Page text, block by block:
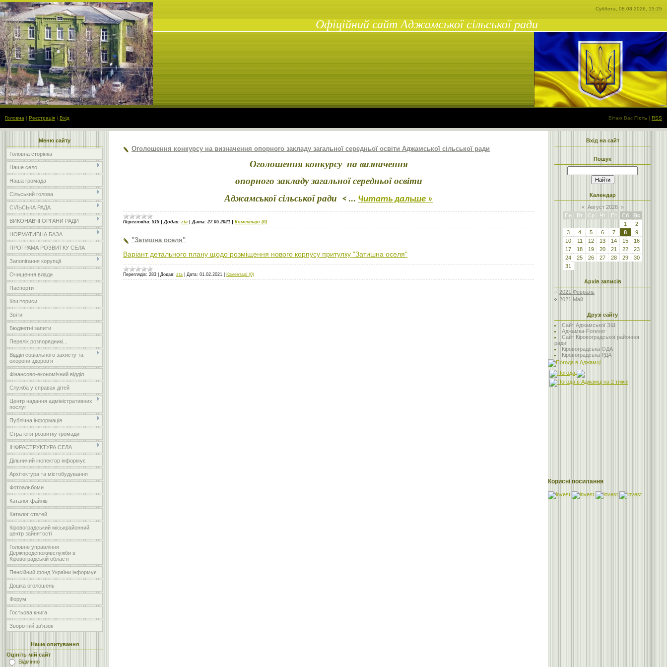
Суббота, 08.08.2026, 15:25
Офіційний сайт Аджамської сільської ради
Головна | Реєстрація | Вхід Вітаю Вас Гість | RSS
Меню сайту
Головна сторінка
Наше село
Наша громада
Сільський голова
СІЛЬСЬКА РАДА
ВИКОНАВЧІ ОРГАНИ РАДИ
НОРМАТИВНА БАЗА
ПРОГРАМА РОЗВИТКУ СЕЛА
Запопігання корупції
Очищення влади
Паспорти
Кошториси
Звіти
Бюджетні запити
Перелік розпорядникі...
Відділ соціального захисту та
охорони здоров’я
Фінансово-економічний відділ
Служба у справах дітей
Центр надання адміністративних
послуг
Публічна інформація
Стратегія розвитку громади
ІНФРАСТРУКТУРА СЕЛА
Дільничий інспектор інформує
Архітектура та містобудування
Фотоальбоми
Каталог файлів
Каталог статей
Кіровоградський міськрайонний
центр зайнятості
Головне управління
Держпродспоживслужби в
Кіровоградській області
Пенсійний фонд України інформує
Дошка оголошень
Форум
Гостьова книга
Зворотній зв'язок
Наше опитування
Оцініть мій сайт
Відмінно
Оголошення конкурсу на визначення опорного закладу загальної середньої освіти Аджамської сільської ради
Оголошення конкурсу на визначення
опорного закладу загальної середньої освіти
Аджамської сільської ради
< ... Читать дальше »
Переглядів: 515 Додав: zta Дата: 27.05.2021 Коментарі (0)
"Затишна оселя"
Варіант детального плану щодо розміщення нового корпусу притулку "Затишна оселя"
Переглядів: 283 Додав: zta Дата: 01.02.2021 Коментарі (0)
Вхід на сайт
Пошук
Календар
« Август 2026 »
Пн
Вт Ср Чт Пт Сб
Вс
1
2
3
4 5 6 7 8
9
10
11 12 13 14 15
16
17
18 19 20 21 22
23
24
25 26 27 28 29
30
31
Архів записів
2021 Февраль
2021 Май
Друзі сайту
Сайт Аджамської ЗШ
Аджамка-Forever
Сайт Кіровоградської районної
ради
Кіровоградська ОДА
Кіровоградська РДА
Корисні посилання